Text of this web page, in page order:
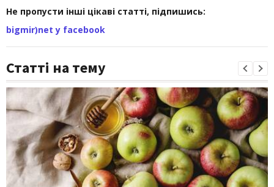
Не пропусти інші цікаві статті, підпишись:
bigmir)net у facebook
Статті на тему